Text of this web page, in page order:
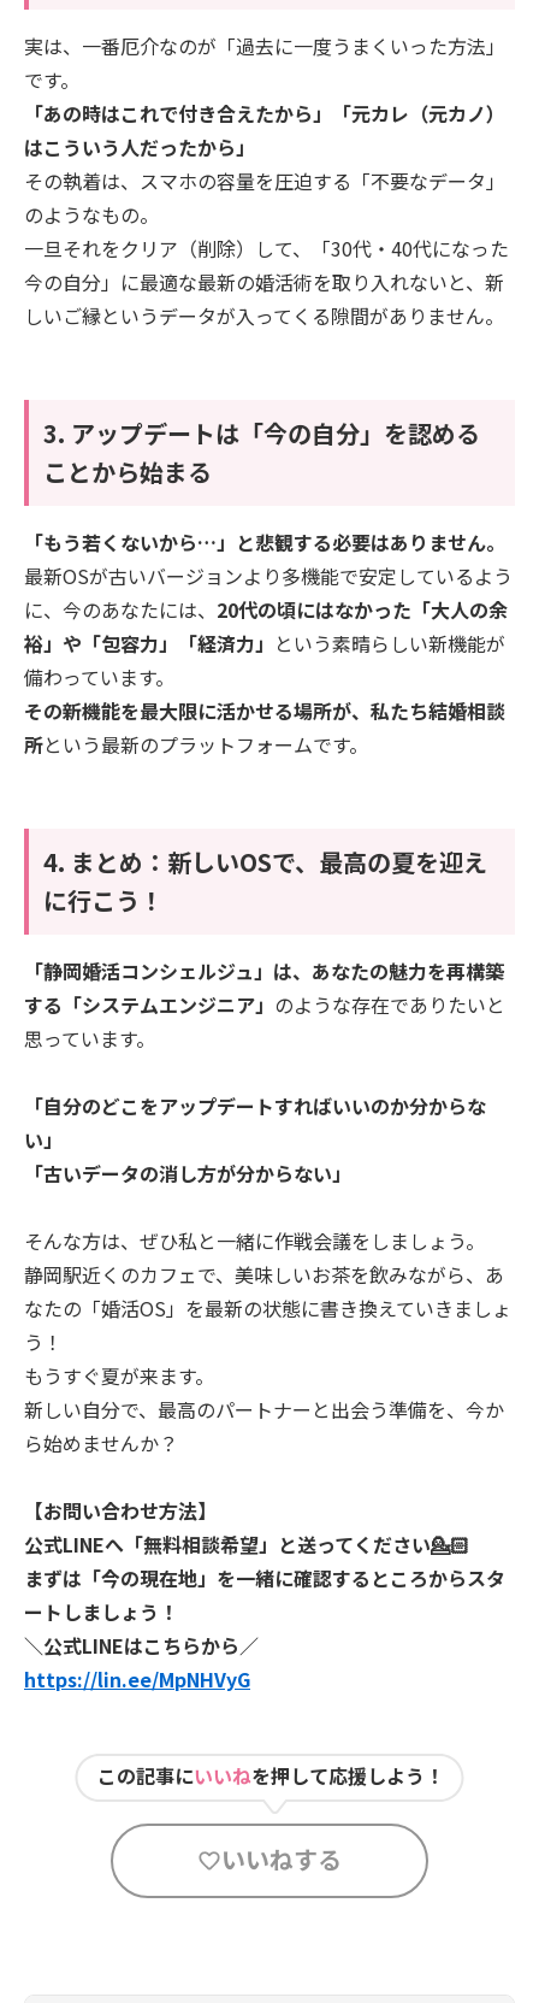
実は、一番厄介なのが「過去に一度うまくいった方法」
です。
「あの時はこれで付き合えたから」「元カレ（元カノ）
はこういう人だったから」
その執着は、スマホの容量を圧迫する「不要なデータ」
のようなもの。
一旦それをクリア（削除）して、「30代・40代になった
今の自分」に最適な最新の婚活術を取り入れないと、新
しいご縁というデータが入ってくる隙間がありません。
3. アップデートは「今の自分」を認める
ことから始まる
「もう若くないから…」と悲観する必要はありません。
最新OSが古いバージョンより多機能で安定しているよう
に、今のあなたには、 20代の頃にはなかった「大人の余
裕」や「包容力」「経済力」 という素晴らしい新機能が
備わっています。
その新機能を最大限に活かせる場所が、私たち結婚相談
所という最新のプラットフォームです。
4. まとめ：新しいOSで、最高の夏を迎え
に行こう！
「静岡婚活コンシェルジュ」は、あなたの魅力を再構築
する「システムエンジニア」 のような存在でありたいと
思っています。
「自分のどこをアップデートすればいいのか分からな
い」
「古いデータの消し方が分からない」
そんな方は、ぜひ私と一緒に作戦会議をしましょう。
静岡駅近くのカフェで、美味しいお茶を飲みながら、あ
なたの「婚活OS」を最新の状態に書き換えていきましょ
う！
もうすぐ夏が来ます。
新しい自分で、最高のパートナーと出会う準備を、今か
ら始めませんか？
【お問い合わせ方法】
公式LINEへ「無料相談希望」と送ってください💁🏻
まずは「今の現在地」を一緒に確認するところからスタ
ートしましょう！
＼公式LINEはこちらから／
https://lin.ee/MpNHVyG
この記事にいいねを押して応援しよう！
いいねする